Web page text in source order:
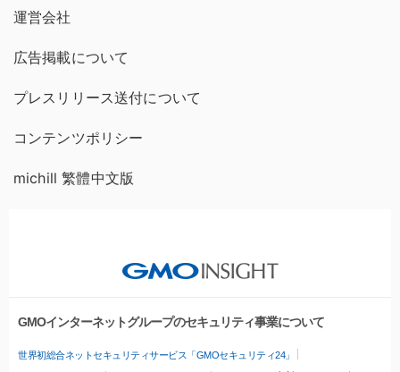
運営会社
広告掲載について
プレスリリース送付について
コンテンツポリシー
michill 繁體中文版
GMOインターネットグループのセキュリティ事業について
世界初総合ネットセキュリティサービス「GMOセキュリティ24」